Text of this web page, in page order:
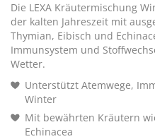
Die LEXA Kräutermischung
der kalten Jahreszeit mit
Thymian, Eibisch und
Immunsystem und
Wetter.
Unterstützt Atemwege,
Winter
Mit bewährten Kräutern
Echinacea